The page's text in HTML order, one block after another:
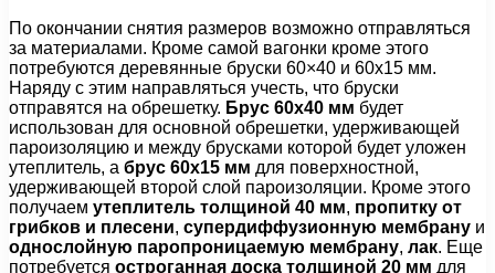
По окончании снятия размеров возможно отправляться
за материалами. Кроме самой вагонки кроме этого
потребуются деревянные бруски 60×40 и 60х15 мм.
Наряду с этим направляться учесть, что бруски
отправятся на обрешетку. Брус 60х40 мм будет
использован для основной обрешетки, удерживающей
пароизоляцию и между брусками которой будет уложен
утеплитель, а брус 60х15 мм для поверхностной,
удерживающей второй слой пароизоляции. Кроме этого
получаем утеплитель толщиной 40 мм, пропитку от
грибков и плесени, супердиффузионную мембрану и
однослойную паропроницаемую мембрану, лак. Еще
потребуется остроганная доска толщиной 20 мм для